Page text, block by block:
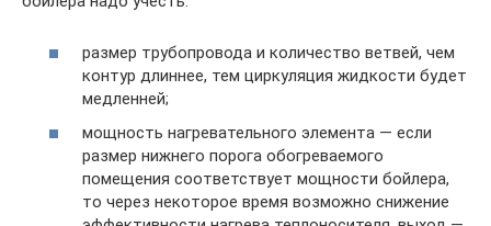
размер трубопровода и количество ветвей, чем
контур длиннее, тем циркуляция жидкости будет
медленней;
мощность нагревательного элемента — если
размер нижнего порога обогреваемого
помещения соответствует мощности бойлера,
то через некоторое время возможно снижение